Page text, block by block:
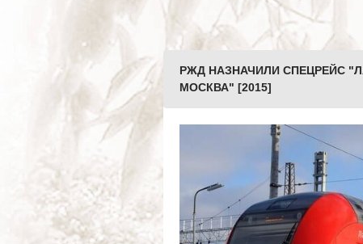
РЖД НАЗНАЧИЛИ СПЕЦРЕЙС
МОСКВА" [2015]